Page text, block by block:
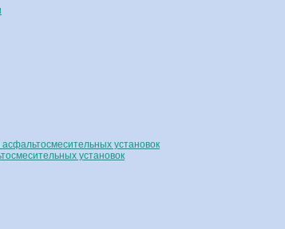
установок
установок